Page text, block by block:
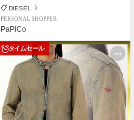
DIESEL
PERSONAL SHOPPER
PaPiCo
タイムセール